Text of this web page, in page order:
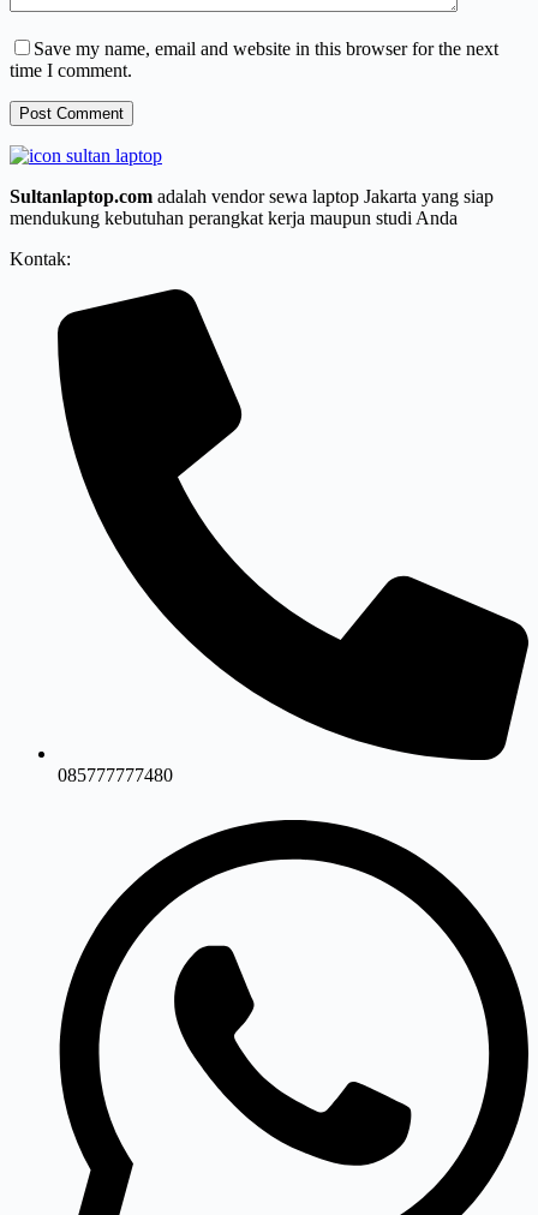
Save my name, email and website in this browser for the next
time I comment.
Post Comment
Sultanlaptop.com adalah vendor sewa laptop Jakarta yang siap
mendukung kebutuhan perangkat kerja maupun studi Anda
Kontak:
085777777480